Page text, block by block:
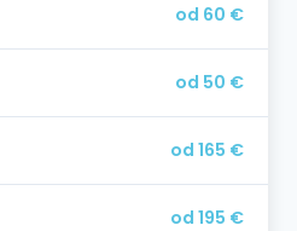
od 60 €
od 50 €
od 165 €
od 195 €